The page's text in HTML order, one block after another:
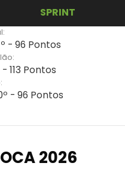
SPRINT
- 96 Pontos
- 113 Pontos
- 96 Pontos
2026